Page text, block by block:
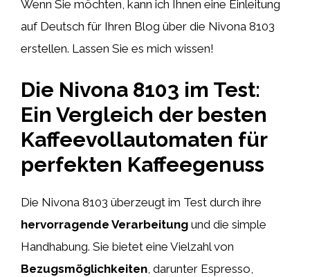
Wenn Sie möchten, kann ich Ihnen eine Einleitung
auf Deutsch für Ihren Blog über die Nivona 8103
erstellen. Lassen Sie es mich wissen!
Die Nivona 8103 im Test:
Ein Vergleich der besten
Kaffeevollautomaten für
perfekten Kaffeegenuss
Die Nivona 8103 überzeugt im Test durch ihre
hervorragende Verarbeitung und die simple
Handhabung. Sie bietet eine Vielzahl von
Bezugsmöglichkeiten , darunter Espresso,